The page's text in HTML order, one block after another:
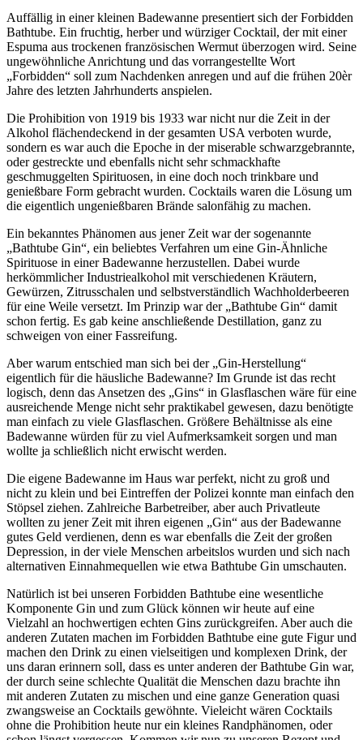
Auffällig in einer kleinen Badewanne presentiert sich der Forbidden
Bathtube. Ein fruchtig, herber und würziger Cocktail, der mit einer
Espuma aus trockenen französischen Wermut überzogen wird. Seine
ungewöhnliche Anrichtung und das vorrangestellte Wort
„Forbidden“ soll zum Nachdenken anregen und auf die frühen 20èr
Jahre des letzten Jahrhunderts anspielen.
Die Prohibition von 1919 bis 1933 war nicht nur die Zeit in der
Alkohol flächendeckend in der gesamten USA verboten wurde,
sondern es war auch die Epoche in der miserable schwarzgebrannte,
oder gestreckte und ebenfalls nicht sehr schmackhafte
geschmuggelten Spirituosen, in eine doch noch trinkbare und
genießbare Form gebracht wurden. Cocktails waren die Lösung um
die eigentlich ungenießbaren Brände salonfähig zu machen.
Ein bekanntes Phänomen aus jener Zeit war der sogenannte
„Bathtube Gin“, ein beliebtes Verfahren um eine Gin-Ähnliche
Spirituose in einer Badewanne herzustellen. Dabei wurde
herkömmlicher Industriealkohol mit verschiedenen Kräutern,
Gewürzen, Zitrusschalen und selbstverständlich Wachholderbeeren
für eine Weile versetzt. Im Prinzip war der „Bathtube Gin“ damit
schon fertig. Es gab keine anschließende Destillation, ganz zu
schweigen von einer Fassreifung.
Aber warum entschied man sich bei der „Gin-Herstellung“
eigentlich für die häusliche Badewanne? Im Grunde ist das recht
logisch, denn das Ansetzen des „Gins“ in Glasflaschen wäre für eine
ausreichende Menge nicht sehr praktikabel gewesen, dazu benötigte
man einfach zu viele Glasflaschen. Größere Behältnisse als eine
Badewanne würden für zu viel Aufmerksamkeit sorgen und man
wollte ja schließlich nicht erwischt werden.
Die eigene Badewanne im Haus war perfekt, nicht zu groß und
nicht zu klein und bei Eintreffen der Polizei konnte man einfach den
Stöpsel ziehen. Zahlreiche Barbetreiber, aber auch Privatleute
wollten zu jener Zeit mit ihren eigenen „Gin“ aus der Badewanne
gutes Geld verdienen, denn es war ebenfalls die Zeit der großen
Depression, in der viele Menschen arbeitslos wurden und sich nach
alternativen Einnahmequellen wie etwa Bathtube Gin umschauten.
Natürlich ist bei unseren Forbidden Bathtube eine wesentliche
Komponente Gin und zum Glück können wir heute auf eine
Vielzahl an hochwertigen echten Gins zurückgreifen. Aber auch die
anderen Zutaten machen im Forbidden Bathtube eine gute Figur und
machen den Drink zu einen vielseitigen und komplexen Drink, der
uns daran erinnern soll, dass es unter anderen der Bathtube Gin war,
der durch seine schlechte Qualität die Menschen dazu brachte ihn
mit anderen Zutaten zu mischen und eine ganze Generation quasi
zwangsweise an Cocktails gewöhnte. Vieleicht wären Cocktails
ohne die Prohibition heute nur ein kleines Randphänomen, oder